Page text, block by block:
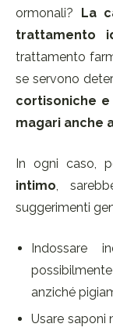
ormonali?
La
trattamento
trattamento
se servono
cortisoniche
magari anche
In ogni caso,
intimo,
suggerimenti
Indossare
anziché
Usare saponi